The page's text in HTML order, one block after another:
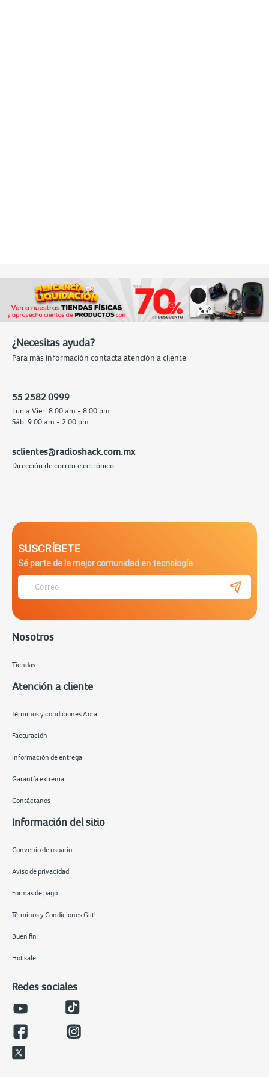
¿Necesitas ayuda?
Para más información contacta atención a cliente
55 2582 0999
Lun a Vier: 8:00 am - 8:00 pm
Sáb: 9:00 am - 2:00 pm
sclientes@radioshack.com.mx
Dirección de correo electrónico
SUSCRÍBETE
Sé parte de la mejor comunidad en tecnología
Nosotros
Tiendas
Atención a cliente
Términos y condiciones Aora
Facturación
Información de entrega
Garantía extrema
Contáctanos
Información del sitio
Convenio de usuario
Aviso de privacidad
Formas de pago
Términos y Condiciones Giit!
Buen fin
Hot sale
Redes sociales